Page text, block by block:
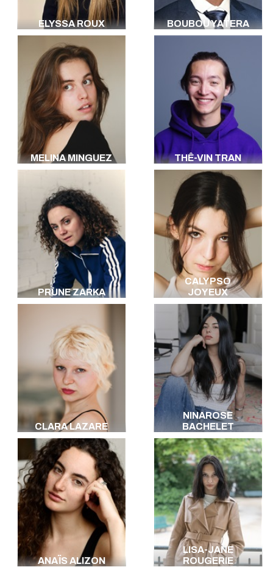
ELYSSA ROUX BOUBOU YATERA
MELINA MINGUEZ THÊ-VIN TRAN
PRUNE ZARKA
CALYPSO
JOYEUX
CLARA LAZARE
NINAROSE
BACHELET
ANAÏS ALIZON
LISA-JANE
ROUGERIE